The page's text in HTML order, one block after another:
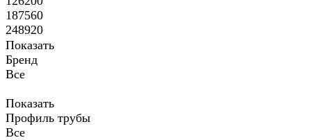
187560
248920
Показать
Бренд
Все
Показать
Профиль трубы
Все